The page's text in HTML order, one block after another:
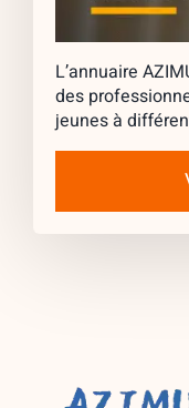
L’annuaire
des
jeunes à